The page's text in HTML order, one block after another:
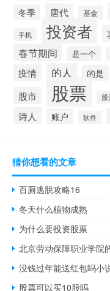
冬季 唐代 基金
手机 投资者
春节期间 是一个
疫情
的人 的是
股市 股票
诗人 账户 软件
猜你想看的文章
百厕逃脱攻略16
冬天什么植物成熟
为什么要投资股票
北京劳动保障职业学院
没钱过年能送红包吗小
股票可以买10股吗